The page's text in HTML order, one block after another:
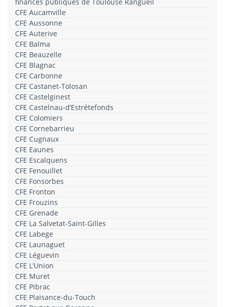
CFE Aucamville
CFE Aussonne
CFE Auterive
CFE Balma
CFE Beauzelle
CFE Blagnac
CFE Carbonne
CFE Castanet-Tolosan
CFE Castelginest
CFE Castelnau-d’Estrétefonds
CFE Colomiers
CFE Cornebarrieu
CFE Cugnaux
CFE Eaunes
CFE Escalquens
CFE Fenouillet
CFE Fonsorbes
CFE Fronton
CFE Frouzins
CFE Grenade
CFE La Salvetat-Saint-Gilles
CFE Labege
CFE Launaguet
CFE Léguevin
CFE L’Union
CFE Muret
CFE Pibrac
CFE Plaisance-du-Touch